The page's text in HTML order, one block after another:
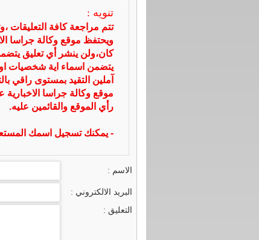
تنويه :
تتم مراجعة كافة التعليقات
ويحتفظ موقع وكالة جراسا
كان،ولن ينشر أي تعليق
يتضمن اسماء اية شخصيات او
آملين التقيد بمستوى راقي
موقع وكالة جراسا
رأي الموقع والقائمين عليه.
- يمكنك تسجيل اسمك
الاسم :
البريد الالكتروني :
التعليق :